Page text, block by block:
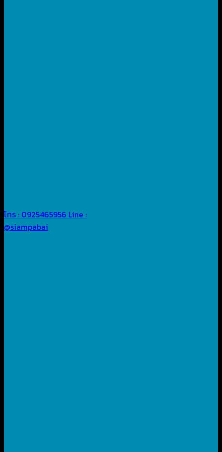
โทร : 0925465956 Line :
@siampabai